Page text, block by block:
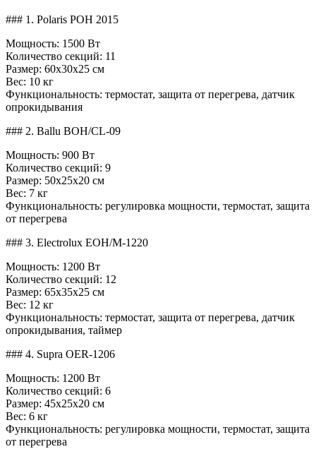
### 1. Polaris POH 2015
Мощность: 1500 Вт
Количество секций: 11
Размер: 60x30x25 см
Вес: 10 кг
Функциональность: термостат, защита от перегрева, датчик
опрокидывания
### 2. Ballu BOH/CL-09
Мощность: 900 Вт
Количество секций: 9
Размер: 50x25x20 см
Вес: 7 кг
Функциональность: регулировка мощности, термостат, защита
от перегрева
### 3. Electrolux EOH/M-1220
Мощность: 1200 Вт
Количество секций: 12
Размер: 65x35x25 см
Вес: 12 кг
Функциональность: термостат, защита от перегрева, датчик
опрокидывания, таймер
### 4. Supra OER-1206
Мощность: 1200 Вт
Количество секций: 6
Размер: 45x25x20 см
Вес: 6 кг
Функциональность: регулировка мощности, термостат, защита
от перегрева